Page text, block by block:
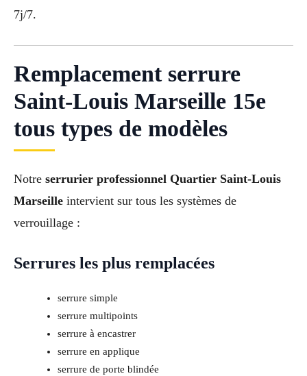
7j/7.
Remplacement serrure
Saint-Louis Marseille 15e
tous types de modèles
Notre serrurier professionnel Quartier Saint-Louis
Marseille intervient sur tous les systèmes de
verrouillage :
Serrures les plus remplacées
serrure simple
serrure multipoints
serrure à encastrer
serrure en applique
serrure de porte blindée